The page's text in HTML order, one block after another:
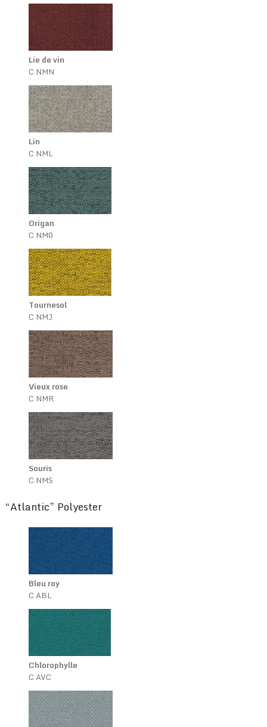
Lie de vin
C NMN
Lin
C NML
Origan
C NM0
Tournesol
C NMJ
Vieux rose
C NMR
Souris
C NMS
“Atlantic” Polyester
Bleu roy
C ABL
Chlorophylle
C AVC